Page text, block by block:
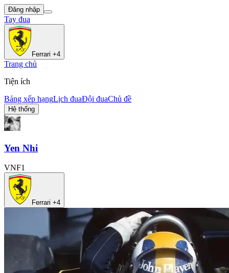
Đăng nhập
Tay đua
Ferrari +4
Trang chủ
Tiện ích
Bảng xếp hạngLịch đuaĐội đuaChủ đề
Hệ thống
Yen Nhi
VNF1
Ferrari +4